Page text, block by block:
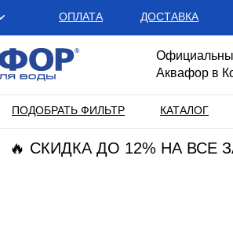
КАТАЛОГ
ПОДОБРАТЬ ФИЛЬТР
Аквафор в
🔥 СКИДКА ДО 12% НА
ОПЛАТА ДОСТАВКА